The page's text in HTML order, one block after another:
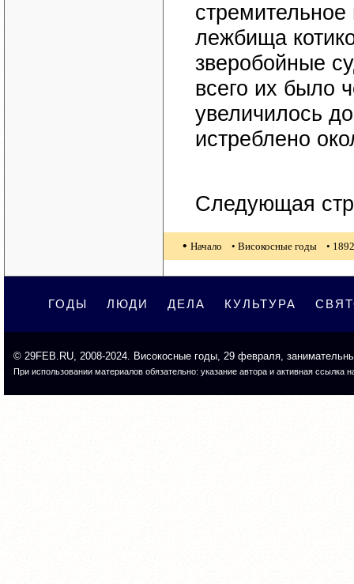
лежбища
зверобойные
всего их было
увеличилось
истреблено
Следующая
• Начало • Високосные годы •
ГОДЫ ЛЮДИ ДЕЛА КУЛЬТУРА
© 29FEB.RU, 2008-2024. Високосные годы, 29 февраля,
При использовании материалов обязательно: указание автора и активная ссылка